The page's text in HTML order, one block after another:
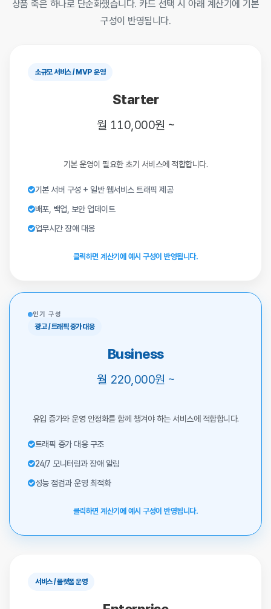
상품 축은 하나로 단순화했습니다. 카드 선택 시 아래 계산기에 기본
구성이 반영됩니다.
소규모 서비스 / MVP 운영
Starter
월 110,000원 ~
기본 운영이 필요한 초기 서비스에 적합합니다.
기본 서버 구성 + 일반 웹서비스 트래픽 제공
배포, 백업, 보안 업데이트
업무시간 장애 대응
클릭하면 계산기에 예시 구성이 반영됩니다.
인기 구성
광고 / 트래픽 증가 대응
Business
월 220,000원 ~
유입 증가와 운영 안정화를 함께 챙겨야 하는 서비스에 적합합니다.
트래픽 증가 대응 구조
24/7 모니터링과 장애 알림
성능 점검과 운영 최적화
클릭하면 계산기에 예시 구성이 반영됩니다.
서비스 / 플랫폼 운영